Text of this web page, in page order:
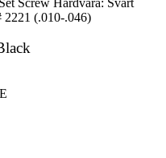
2221 (.010-.046)